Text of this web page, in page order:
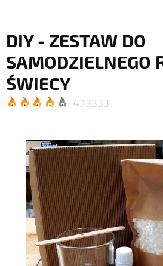
DIY - ZESTAW DO
SAMODZIELNEGO
ŚWIECY
4.13333